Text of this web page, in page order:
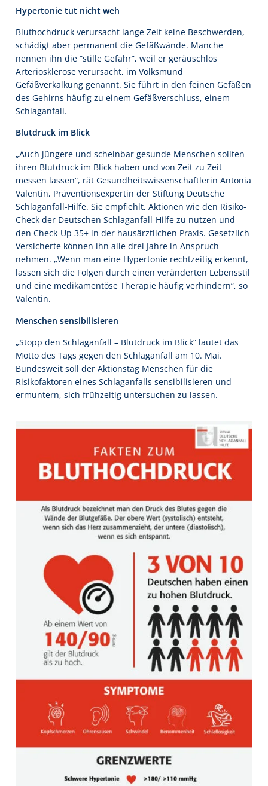
Hypertonie tut nicht weh
Bluthochdruck verursacht lange Zeit keine Beschwerden,
schädigt aber permanent die Gefäßwände. Manche
nennen ihn die “stille Gefahr”, weil er geräuschlos
Arteriosklerose verursacht, im Volksmund
Gefäßverkalkung genannt. Sie führt in den feinen Gefäßen
des Gehirns häufig zu einem Gefäßverschluss, einem
Schlaganfall.
Blutdruck im Blick
„Auch jüngere und scheinbar gesunde Menschen sollten
ihren Blutdruck im Blick haben und von Zeit zu Zeit
messen lassen“, rät Gesundheitswissenschaftlerin Antonia
Valentin, Präventionsexpertin der Stiftung Deutsche
Schlaganfall-Hilfe. Sie empfiehlt, Aktionen wie den Risiko-
Check der Deutschen Schlaganfall-Hilfe zu nutzen und
den Check-Up 35+ in der hausärztlichen Praxis. Gesetzlich
Versicherte können ihn alle drei Jahre in Anspruch
nehmen. „Wenn man eine Hypertonie rechtzeitig erkennt,
lassen sich die Folgen durch einen veränderten Lebensstil
und eine medikamentöse Therapie häufig verhindern“, so
Valentin.
Menschen sensibilisieren
„Stopp den Schlaganfall – Blutdruck im Blick“ lautet das
Motto des Tags gegen den Schlaganfall am 10. Mai.
Bundesweit soll der Aktionstag Menschen für die
Risikofaktoren eines Schlaganfalls sensibilisieren und
ermuntern, sich frühzeitig untersuchen zu lassen.